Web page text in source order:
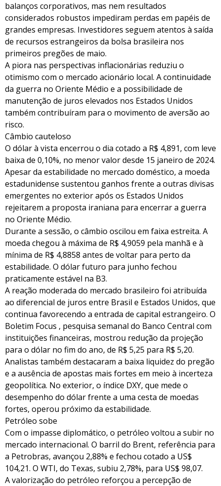
balanços corporativos, mas nem resultados
considerados robustos impediram perdas em papéis de
grandes empresas. Investidores seguem atentos à saída
de recursos estrangeiros da bolsa brasileira nos
primeiros pregões de maio.
A piora nas perspectivas inflacionárias reduziu o
otimismo com o mercado acionário local. A continuidade
da guerra no Oriente Médio e a possibilidade de
manutenção de juros elevados nos Estados Unidos
também contribuíram para o movimento de aversão ao
risco.
Câmbio cauteloso
O dólar à vista encerrou o dia cotado a R$ 4,891, com leve
baixa de 0,10%, no menor valor desde 15 janeiro de 2024.
Apesar da estabilidade no mercado doméstico, a moeda
estadunidense sustentou ganhos frente a outras divisas
emergentes no exterior após os Estados Unidos
rejeitarem a proposta iraniana para encerrar a guerra
no Oriente Médio.
Durante a sessão, o câmbio oscilou em faixa estreita. A
moeda chegou à máxima de R$ 4,9059 pela manhã e à
mínima de R$ 4,8858 antes de voltar para perto da
estabilidade. O dólar futuro para junho fechou
praticamente estável na B3.
A reação moderada do mercado brasileiro foi atribuída
ao diferencial de juros entre Brasil e Estados Unidos, que
continua favorecendo a entrada de capital estrangeiro. O
Boletim Focus , pesquisa semanal do Banco Central com
instituições financeiras, mostrou redução da projeção
para o dólar no fim do ano, de R$ 5,25 para R$ 5,20.
Analistas também destacaram a baixa liquidez do pregão
e a ausência de apostas mais fortes em meio à incerteza
geopolítica. No exterior, o índice DXY, que mede o
desempenho do dólar frente a uma cesta de moedas
fortes, operou próximo da estabilidade.
Petróleo sobe
Com o impasse diplomático, o petróleo voltou a subir no
mercado internacional. O barril do Brent, referência para
a Petrobras, avançou 2,88% e fechou cotado a US$
104,21. O WTI, do Texas, subiu 2,78%, para US$ 98,07.
A valorização do petróleo reforçou a percepção de